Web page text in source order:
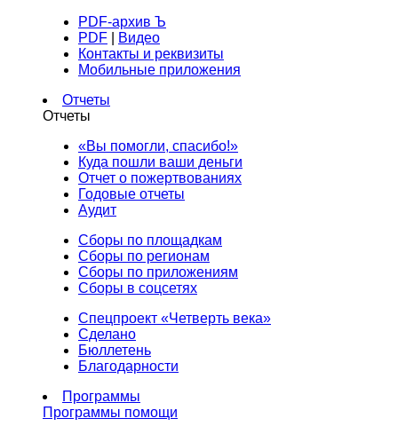
PDF-архив Ъ
PDF
Видео
Контакты и реквизиты
Мобильные приложения
Отчеты
Отчеты
«Вы помогли, спасибо!»
Куда пошли ваши деньги
Отчет о пожертвованиях
Годовые отчеты
Аудит
Сборы по площадкам
Сборы по регионам
Сборы по приложениям
Сборы в соцсетях
Спецпроект «Четверть века»
Сделано
Бюллетень
Благодарности
Программы
Программы помощи